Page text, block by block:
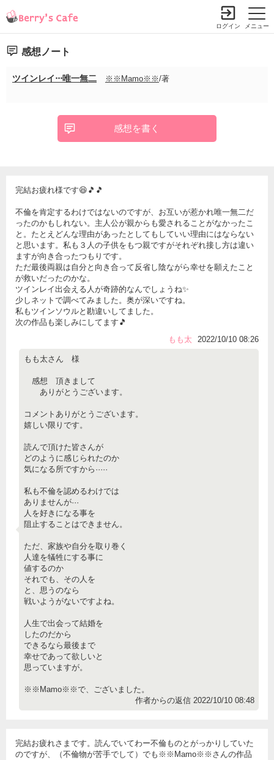
メニュー
ログイン
感想ノート
ツインレイ⋅⋅⋅唯一無二 ※※Mamo※※/著
感想を書く
完結お疲れ様です😆🎵🎵
不倫を肯定するわけではないのですが、お互いが惹かれ唯一無二だ
ったのかもしれない。主人公が親からも愛されることがなかったこ
と。たとえどんな理由があったとしてもしていい理由にはならない
と思います。私も３人の子供をもつ親ですがそれぞれ接し方は違い
ますが向き合ったつもりです。
ただ最後両親は自分と向き合って反省し陰ながら幸せを願えたこと
が救いだったのかな。
ツインレイ出会える人が奇跡的なんでしょうね✨
少しネットで調べてみました。奥が深いですね。
私もツインソウルと勘違いしてました。
次の作品も楽しみにしてます🎵
もも太
2022/10/10 08:26
もも太さん 様
感想 頂きまして
ありがとうございます。
コメントありがとうございます。
嬉しい限りです。
読んで頂けた皆さんが
どのように感じられたのか
気になる所ですから·····
私も不倫を認めるわけでは
ありませんが···
人を好きになる事を
阻止することはできません。
ただ、家族や自分を取り巻く
人達を犠牲にする事に
値するのか
それでも、その人を
と、思うのなら
戦いようがないですよね。
人生で出会って結婚を
したのだから
できるなら最後まで
幸せであって欲しいと
思っていますが。
※※Mamo※※で、ございました。
作者からの返信 2022/10/10 08:48
完結お疲れさまです。読んでいてわー不倫ものとがっかりしていた
のですが、（不倫物が苦手でして）でも※※Mamo※※さんの作品